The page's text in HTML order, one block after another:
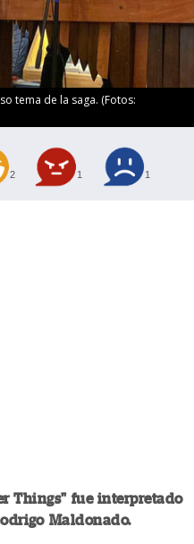
tema de la saga. (Fotos:
2 1 1
Things" fue interpretado
Maldonado.